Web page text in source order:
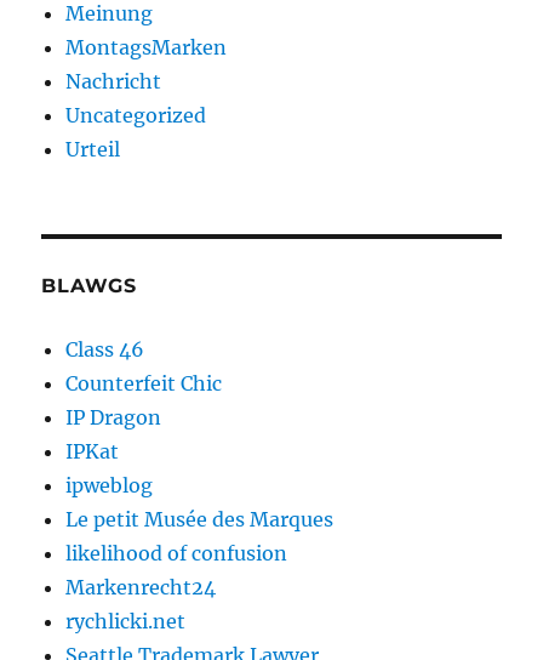
Meinung
MontagsMarken
Nachricht
Uncategorized
Urteil
BLAWGS
Class 46
Counterfeit Chic
IP Dragon
IPKat
ipweblog
Le petit Musée des Marques
likelihood of confusion
Markenrecht24
rychlicki.net